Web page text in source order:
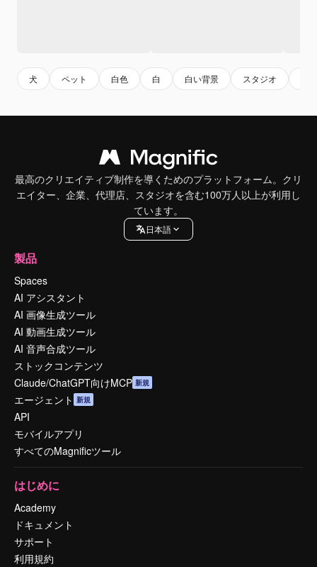
犬 ペット 白色 白 白い背景 スタジオ
最高のクリエイティブ制作を導くためのプラットフォーム。クリ
エイター、企業、代理店、スタジオを含む100万人以上が利用し
ています。
日本語
製品
Spaces
AI アシスタント
AI 画像生成ツール
AI 動画生成ツール
AI 音声合成ツール
ストックコンテンツ
Claude/ChatGPT向けMCP 新規
エージェント 新規
API
モバイルアプリ
すべてのMagnificツール
はじめに
Academy
ドキュメント
サポート
利用規約